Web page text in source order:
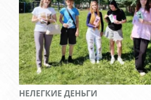
НЕЛЕГКИЕ ДЕНЬГИ